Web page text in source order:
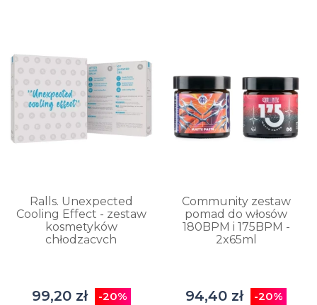
Ralls. Unexpected
Cooling Effect - zestaw
kosmetyków
chłodzących
99,20 zł -20%
Community zestaw
pomad do włosów
180BPM i 175BPM -
2x65ml
94,40 zł -20%